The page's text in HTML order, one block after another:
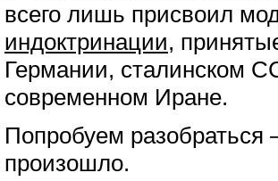
всего лишь присвоил
индоктринации,
Германии, сталинском
современном Иране.
Попробуем разобраться
произошло.